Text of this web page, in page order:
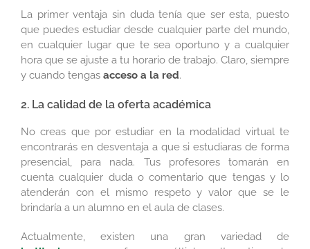
La primer ventaja sin duda tenía que ser esta, puesto
que puedes estudiar desde cualquier parte del mundo,
en cualquier lugar que te sea oportuno y a cualquier
hora que se ajuste a tu horario de trabajo. Claro, siempre
y cuando tengas acceso a la red.
2. La calidad de la oferta académica
No creas que por estudiar en la modalidad virtual te
encontrarás en desventaja a que si estudiaras de forma
presencial, para nada. Tus profesores tomarán en
cuenta cualquier duda o comentario que tengas y lo
atenderán con el mismo respeto y valor que se le
brindaría a un alumno en el aula de clases.
Actualmente, existen una gran variedad de